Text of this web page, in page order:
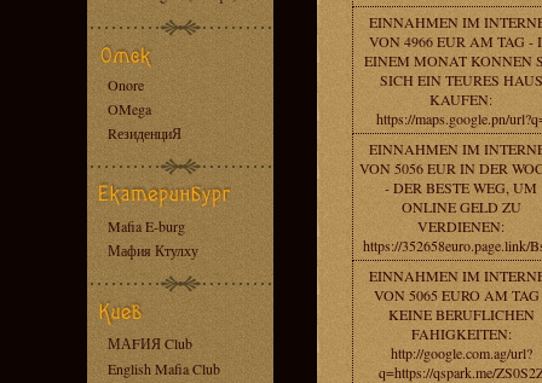
Onore
OMega
RезиденциЯ
Mafia E-burg
Мафия Ктулху
МАFИЯ Club
English Mafia Club
EINNAHMEN IM
VON 4966 EUR AM TAG -
EINEM MONAT KONNEN
SICH EIN TEURES HAUS
KAUFEN:
https://maps.google.pn/
EINNAHMEN IM
VON 5056 EUR IN DER
- DER BESTE WEG, UM
ONLINE GELD ZU
VERDIENEN:
https://352658euro.page.link/
EINNAHMEN IM
VON 5065 EURO AM
KEINE BERUFLICHEN
FAHIGKEITEN:
http://google.com.ag/url?
q=https://qspark.me/